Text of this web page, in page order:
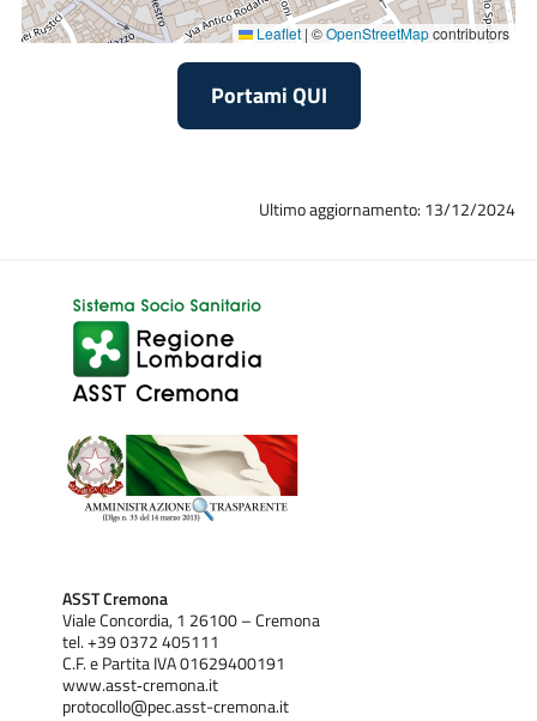
Leaflet | ©OpenStreetMapcontributors
Portami QUI
Ultimo aggiornamento: 13/12/2024
ASST Cremona
Viale Concordia, 1 26100 – Cremona
tel. +39 0372 405111
C.F. e Partita IVA 01629400191
www.asst‐cremona.it
protocollo@pec.asst-cremona.it